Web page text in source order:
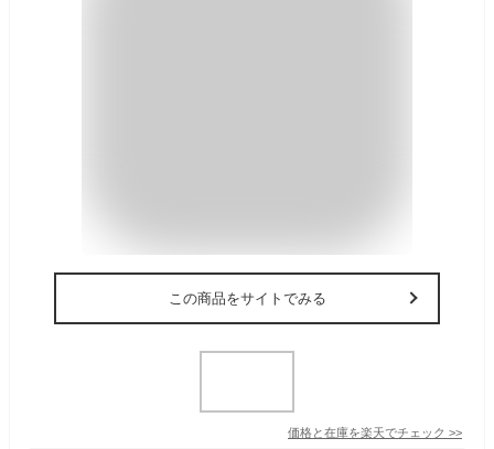
この商品をサイトでみる
価格と在庫を楽天でチェック >>